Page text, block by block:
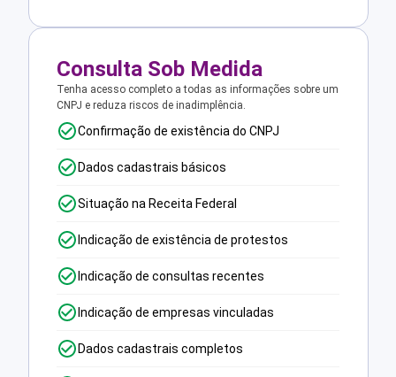
Consulta Sob Medida
Tenha acesso completo a todas as informações sobre um
CNPJ e reduza riscos de inadimplência.
Confirmação de existência do CNPJ
Dados cadastrais básicos
Situação na Receita Federal
Indicação de existência de protestos
Indicação de consultas recentes
Indicação de empresas vinculadas
Dados cadastrais completos